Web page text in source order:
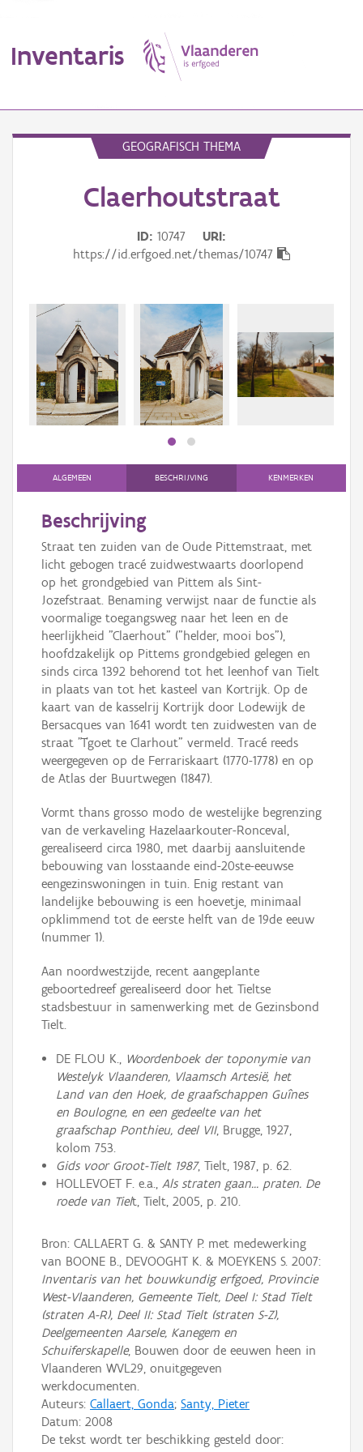
Inventaris
Thema
Gebeurtenis
Persoon of collectief
Downloads
Aanmelden
GEOGRAFISCH THEMA
Claerhoutstraat
ID 10747
URI
https://id.erfgoed.net/themas/10747
ALGEMEEN BESCHRIJVING KENMERKEN
Beschrijving
Straat ten zuiden van de Oude Pittemstraat, met
licht gebogen tracé zuidwestwaarts doorlopend
op het grondgebied van Pittem als Sint-
Jozefstraat. Benaming verwijst naar de functie als
voormalige toegangsweg naar het leen en de
heerlijkheid "Claerhout" ("helder, mooi bos"),
hoofdzakelijk op Pittems grondgebied gelegen en
sinds circa 1392 behorend tot het leenhof van Tielt
in plaats van tot het kasteel van Kortrijk. Op de
kaart van de kasselrij Kortrijk door Lodewijk de
Bersacques van 1641 wordt ten zuidwesten van de
straat "T'goet te Clarhout" vermeld. Tracé reeds
weergegeven op de Ferrariskaart (1770-1778) en op
de Atlas der Buurtwegen (1847).
Vormt thans grosso modo de westelijke begrenzing
van de verkaveling Hazelaarkouter-Ronceval,
gerealiseerd circa 1980, met daarbij aansluitende
bebouwing van losstaande eind-20ste-eeuwse
eengezinswoningen in tuin. Enig restant van
landelijke bebouwing is een hoevetje, minimaal
opklimmend tot de eerste helft van de 19de eeuw
(nummer 1).
Aan noordwestzijde, recent aangeplante
geboortedreef gerealiseerd door het Tieltse
stadsbestuur in samenwerking met de Gezinsbond
Tielt.
DE FLOU K., Woordenboek der toponymie van
Westelyk Vlaanderen, Vlaamsch Artesië, het
Land van den Hoek, de graafschappen Guînes
en Boulogne, en een gedeelte van het
graafschap Ponthieu, deel VII, Brugge, 1927,
kolom 753.
Gids voor Groot-Tielt 1987, Tielt, 1987, p. 62.
HOLLEVOET F. e.a., Als straten gaan… praten. De
roede van Tielt, Tielt, 2005, p. 210.
Bron: CALLAERT G. & SANTY P. met medewerking
van BOONE B., DEVOOGHT K. & MOEYKENS S. 2007:
Inventaris van het bouwkundig erfgoed, Provincie
West-Vlaanderen, Gemeente Tielt, Deel I: Stad Tielt
(straten A-R), Deel II: Stad Tielt (straten S-Z),
Deelgemeenten Aarsele, Kanegem en
Schuiferskapelle, Bouwen door de eeuwen heen in
Vlaanderen WVL29, onuitgegeven
werkdocumenten.
Auteurs: Callaert, Gonda; Santy, Pieter
Datum: 2008
De tekst wordt ter beschikking gesteld door: